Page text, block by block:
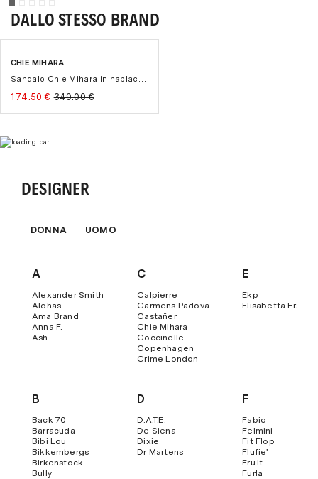
Contrassegno
Per maggiori dettagli ti invitiamo a visitare la sezione
DALLO STESSO BRAND
-50%
CHIE MIHARA
Sandalo Chie Mihara in naplack con tacco 85 mm t-bar a goccia
174.50 € 349.00 €
DESIGNER
DONNA UOMO
A
Alexander Smith
Alohas
Ama Brand
Anna F.
Ash
B
Back 70
Barracuda
Bibi Lou
Bikkembergs
Birkenstock
Bully
C
Calpierre
Carmens Padova
Castañer
Chie Mihara
Coccinelle
Copenhagen
Crime London
D
D.a.t.e.
De Siena
Dixie
Dr Martens
E
Ekp
Elisabetta Franchi
F
Fabio
Felmini
Fit Flop
Flufie'
Fru.it
Furla